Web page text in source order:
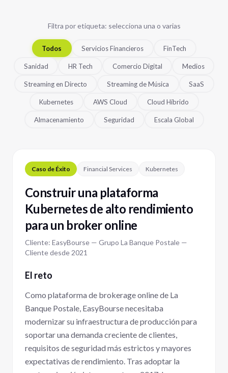
Filtra por etiqueta: selecciona una o varias
Todos Servicios Financieros FinTech
Sanidad HR Tech Comercio Digital Medios
Streaming en Directo Streaming de Música SaaS
Kubernetes AWS Cloud Cloud Híbrido
Almacenamiento Seguridad Escala Global
Caso de Éxito Financial Services Kubernetes
Construir una plataforma
Kubernetes de alto rendimiento
para un broker online
Cliente: EasyBourse — Grupo La Banque Postale —
Cliente desde 2021
El reto
Como plataforma de brokerage online de La
Banque Postale, EasyBourse necesitaba
modernizar su infraestructura de producción para
soportar una demanda creciente de clientes,
requisitos de seguridad más estrictos y mayores
expectativas de rendimiento. Tras adoptar la